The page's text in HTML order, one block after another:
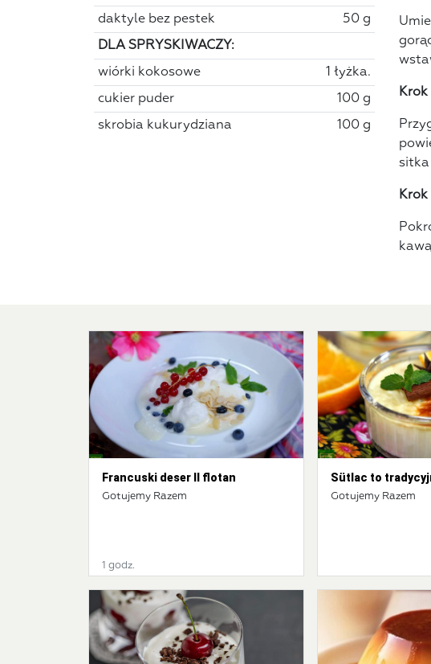
daktyle bez pestek 50 g
DLA SPRYSKIWACZY:
wiórki kokosowe 1 łyżka.
cukier puder 100 g
skrobia kukurydziana 100 g
Krok
sitka
Krok
Francuski deser Il flotan
Gotujemy Razem
1 godz.
Sütlac to
Gotujemy Razem